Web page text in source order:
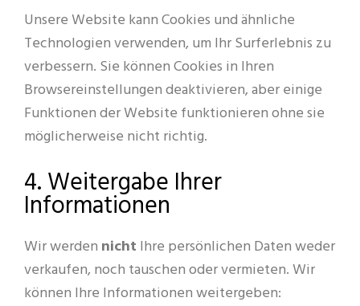
Unsere Website kann Cookies und ähnliche
Technologien verwenden, um Ihr Surferlebnis zu
verbessern. Sie können Cookies in Ihren
Browsereinstellungen deaktivieren, aber einige
Funktionen der Website funktionieren ohne sie
möglicherweise nicht richtig.
4. Weitergabe Ihrer
Informationen
Wir werden nicht Ihre persönlichen Daten weder
verkaufen, noch tauschen oder vermieten. Wir
können Ihre Informationen weitergeben: